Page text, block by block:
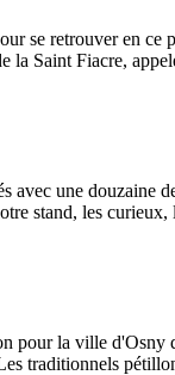
se retrouver en ce
la Saint Fiacre,
avec une douzaine
stand, les
pour la ville d'Osny
traditionnels